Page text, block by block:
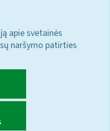
apie svetainės
naršymo patirties